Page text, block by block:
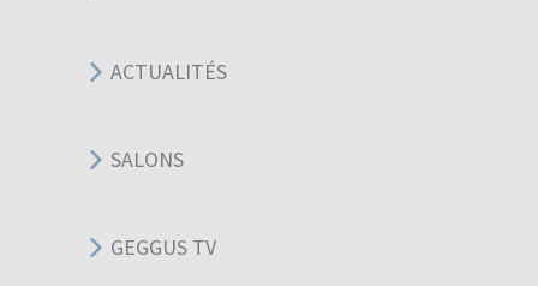
ACTUALITÉS
SALONS
GEGGUS TV